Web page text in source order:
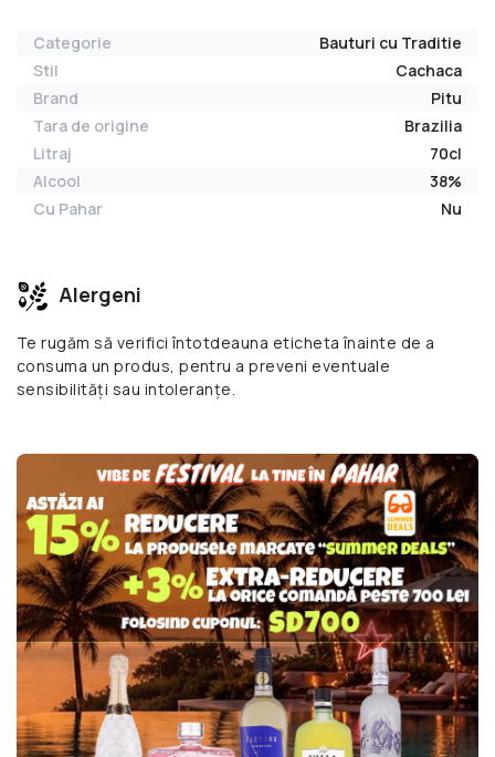
Categorie
Bauturi cu Traditie
Stil
Cachaca
Brand
Pitu
Tara de origine
Brazilia
Litraj
70cl
Alcool
38%
Cu Pahar
Nu
Alergeni
Te rugăm să verifici întotdeauna eticheta înainte de a
consuma un produs, pentru a preveni eventuale
sensibilități sau intoleranțe.